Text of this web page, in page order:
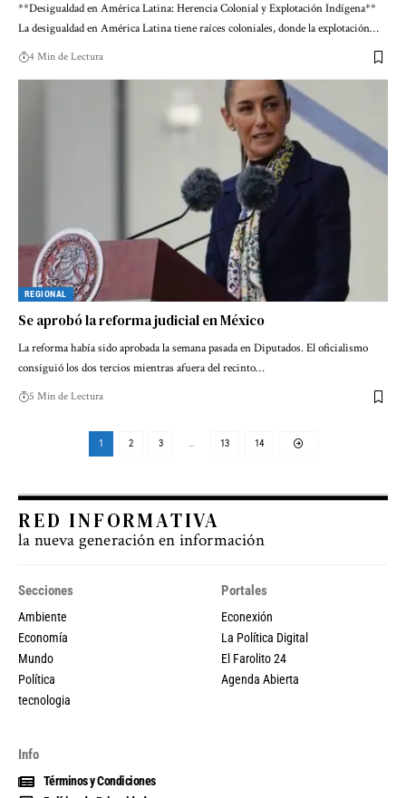
**Desigualdad en América Latina: Herencia Colonial y Explotación Indígena**
La desigualdad en América Latina tiene raíces coloniales, donde la explotación…
4 Min de Lectura
REGIONAL
Se aprobó la reforma judicial en México
La reforma había sido aprobada la semana pasada en Diputados. El oficialismo
consiguió los dos tercios mientras afuera del recinto…
5 Min de Lectura
1 2 3 … 13 14
RED INFORMATIVA
la nueva generación en información
Secciones
Ambiente
Economía
Mundo
Política
tecnologia
Portales
Econexión
La Política Digital
El Farolito 24
Agenda Abierta
Info
Términos y Condiciones